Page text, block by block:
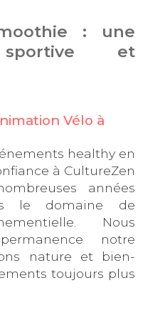
: une
et
Vélo à
healthy en
à CultureZen
années
le domaine de
Nous
notre
nature et bien-
toujours plus